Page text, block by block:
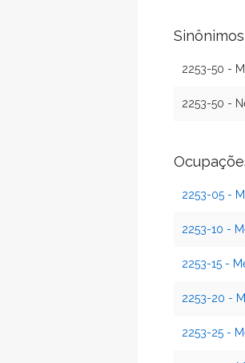
2253-50 -
2253-50 -
2253-05 -
2253-10 -
2253-15 -
2253-20 -
2253-25 -